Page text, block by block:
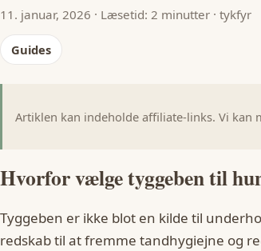
11. januar, 2026 · Læsetid: 2 minutter · tykfyr
Guides
Artiklen kan indeholde affiliate-links. Vi kan
Hvorfor vælge tyggeben til
Tyggeben er ikke blot en kilde til
redskab til at fremme tandhygiejne og